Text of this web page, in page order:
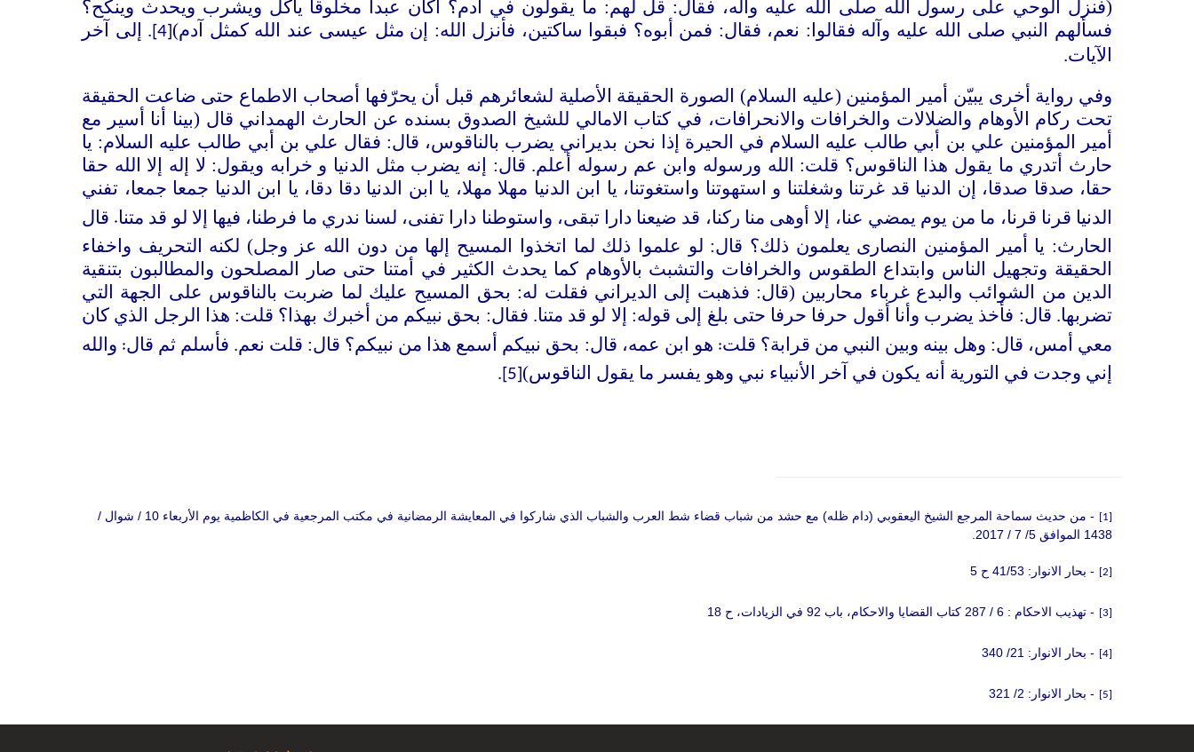
(فنزل الوحي على رسول الله صلى الله عليه وآله، فقال: قل لهم: ما يقولون في آدم؟ أكان عبداً مخلوقاً يأكل ويشرب ويحدث وينكح؟
فسألهم النبي صلى الله عليه وآله فقالوا: نعم، فقال: فمن أبوه؟ فبقوا ساكتين، فأنزل الله: إن مثل عيسى عند الله كمثل آدم)[4]
. إلى آخر
الآيات.
وفي رواية أخرى يبيّن أمير المؤمنين (عليه السلام) الصورة الحقيقة الأصلية لشعائرهم قبل أن يحرّفها أصحاب الاطماع حتى ضاعت الحقيقة
تحت ركام الأوهام والضلالات والخرافات والانحرافات، في كتاب الامالي للشيخ الصدوق بسنده عن الحارث الهمداني قال (بينا أنا أسير مع
أمير المؤمنين علي بن أبي طالب عليه السلام في الحيرة إذا نحن بديراني يضرب بالناقوس، قال: فقال علي بن أبي طالب عليه السلام: يا
حارث أتدري ما يقول هذا الناقوس؟ قلت: الله ورسوله وابن عم رسوله أعلم. قال: إنه يضرب مثل الدنيا و خرابه ويقول: لا إله إلا الله حقا
حقا، صدقا صدقا، إن الدنيا قد غرتنا وشغلتنا و استهوتنا واستغوتنا، يا ابن الدنيا مهلا مهلا، يا ابن الدنيا دقا دقا، يا ابن الدنيا جمعا جمعا، تفني
الدنيا قرنا قرنا، ما من يوم يمضي عنا، إلا أوهى منا ركنا، قد ضيعنا دارا تبقى، واستوطنا دارا تفنى، لسنا ندري ما فرطنا، فيها إلا لو قد متنا. قال
الحارث: يا أمير المؤمنين النصارى يعلمون ذلك؟ قال: لو علموا ذلك لما اتخذوا المسيح إلها من دون الله عز وجل) لكنه التحريف واخفاء
الحقيقة وتجهيل الناس وابتداع الطقوس والخرافات والتشبث بالأوهام كما يحدث الكثير في أمتنا حتى صار المصلحون والمطالبون بتنقية
الدين من الشوائب والبدع غرباء محاربين (قال: فذهبت إلى الديراني فقلت له: بحق المسيح عليك لما ضربت بالناقوس على الجهة التي
تضربها. قال: فأخذ يضرب وأنا أقول حرفا حرفا حتى بلغ إلى قوله: إلا لو قد متنا. فقال: بحق نبيكم من أخبرك بهذا؟ قلت: هذا الرجل الذي كان
معي أمس، قال: وهل بينه وبين النبي من قرابة؟ قلت: هو ابن عمه، قال: بحق نبيكم أسمع هذا من نبيكم؟ قال: قلت نعم. فأسلم ثم قال: والله
إني وجدت في التورية أنه يكون في آخر الأنبياء نبي وهو يفسر ما يقول الناقوس)[5]
.
[1]
- من حديث سماحة المرجع الشيخ اليعقوبي (دام ظله) مع حشد من شباب قضاء شط العرب والشباب الذي شاركوا في المعايشة الرمضانية في مكتب المرجعية في الكاظمية يوم الأربعاء 10 / شوال /
1438 الموافق 5/ 7 / 2017.
[2] - بحار الانوار: 41/53 ح 5
[3] - تهذيب الاحكام : 6 / 287 كتاب القضايا والاحكام، باب 92 في الزيادات، ح 18
[4] - بحار الانوار: 21/ 340
[5] - بحار الانوار: 2/ 321